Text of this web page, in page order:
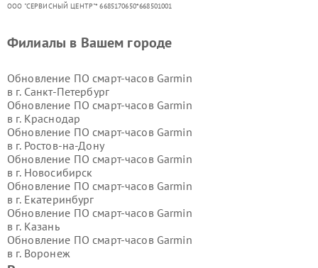
ООО "СЕРВИСНЫЙ ЦЕНТР"* 6685170650*668501001
Филиалы в Вашем городе
Обновление ПО смарт-часов Garmin
в г. Санкт-Петербург
Обновление ПО смарт-часов Garmin
в г. Краснодар
Обновление ПО смарт-часов Garmin
в г. Ростов-на-Дону
Обновление ПО смарт-часов Garmin
в г. Новосибирск
Обновление ПО смарт-часов Garmin
в г. Екатеринбург
Обновление ПО смарт-часов Garmin
в г. Казань
Обновление ПО смарт-часов Garmin
в г. Воронеж